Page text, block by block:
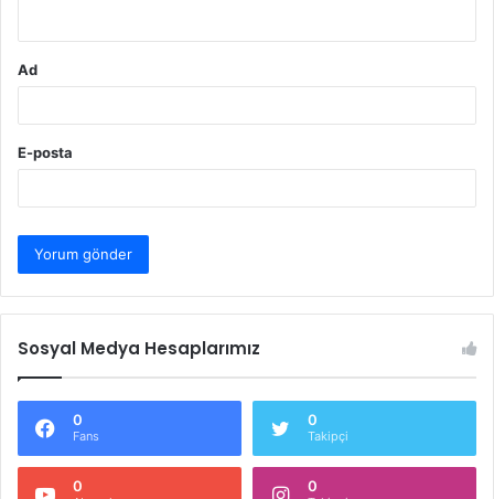
Ad
E-posta
Sosyal Medya Hesaplarımız
0
Fans
0
Takipçi
0 0